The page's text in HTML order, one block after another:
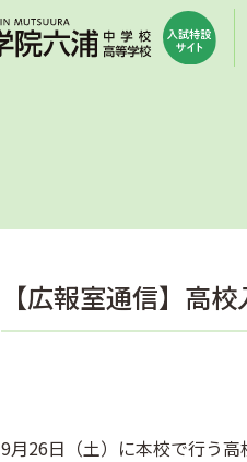
【広報室通信】高
9月26日（土）に本校で行う